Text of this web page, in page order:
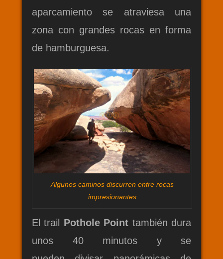
aparcamiento se atraviesa una
zona con grandes rocas en forma
de hamburguesa.
Algunos caminos discurren entre rocas
impresionantes
El trail Pothole Point también dura
unos 40 minutos y se